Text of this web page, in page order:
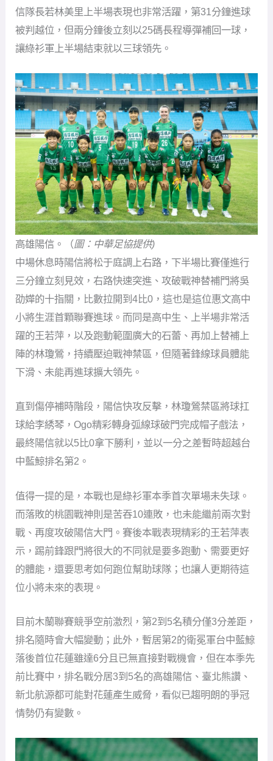
信隊長若林美里上半場表現也非常活躍，第31分鐘進球
被判越位，但兩分鐘後立刻以25碼長程導彈補回一球，
讓綠衫軍上半場結束就以三球領先。
高雄陽信。（圖：中華足協提供)
中場休息時陽信將松于庭調上右路，下半場比賽僅進行
三分鐘立刻見效，右路快速突進、攻破戰神替補門將吳
劭嬅的十指關，比數拉開到4比0，這也是這位惠文高中
小將生涯首顆聯賽進球。而同是高中生、上半場非常活
躍的王若萍，以及跑動範圍廣大的石蕾、再加上替補上
陣的林瓊鶯，持續壓迫戰神禁區，但隨著鋒線球員體能
下滑、未能再進球擴大領先。
直到傷停補時階段，陽信快攻反擊，林瓊鶯禁區將球扛
球給李綉琴，Ogo精彩轉身弧線球破門完成帽子戲法，
最終陽信就以5比0拿下勝利，並以一分之差暫時超越台
中藍鯨排名第2。
值得一提的是，本戰也是綠衫軍本季首次單場未失球。
而落敗的桃園戰神則是苦吞10連敗，也未能繼前兩次對
戰、再度攻破陽信大門。賽後本戰表現精彩的王若萍表
示，踢前鋒跟門將很大的不同就是要多跑動、需要更好
的體能，還要思考如何跑位幫助球隊；也讓人更期待這
位小將未來的表現。
目前木蘭聯賽競爭空前激烈，第2到5名積分僅3分差距，
排名隨時會大幅變動；此外，暫居第2的衛冕軍台中藍鯨
落後首位花蓮雖達6分且已無直接對戰機會，但在本季先
前比賽中，排名戰分居3到5名的高雄陽信、臺北熊讚、
新北航源都可能對花蓮產生威脅，看似已趨明朗的爭冠
情勢仍有變數。